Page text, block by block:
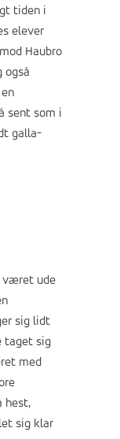
tiden i
elever
Haubro
også
sent som i
galla-
været ude
sig lidt
taget sig
med
hest,
sig klar